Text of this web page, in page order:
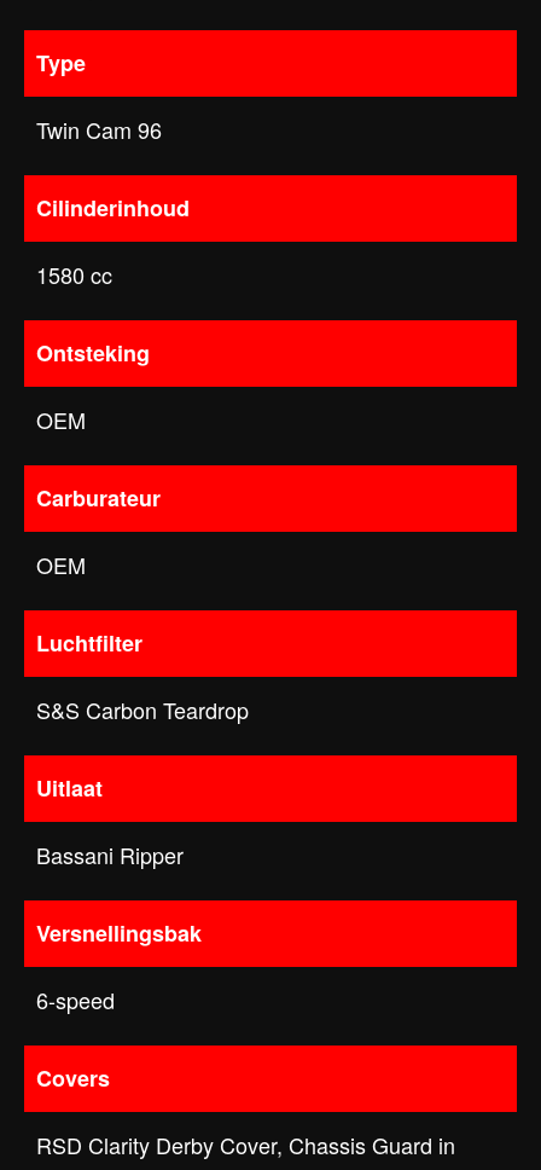
Type
Twin Cam 96
Cilinderinhoud
1580 cc
Ontsteking
OEM
Carburateur
OEM
Luchtfilter
S&S Carbon Teardrop
Uitlaat
Bassani Ripper
Versnellingsbak
6-speed
Covers
RSD Clarity Derby Cover, Chassis Guard in